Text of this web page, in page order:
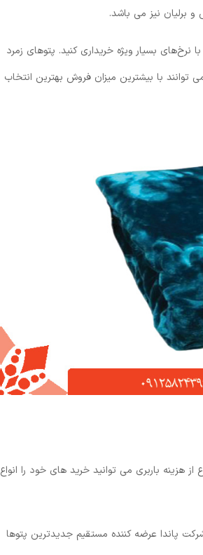
و برلیان نیز می باشد.
نرخ‌های بسیار ویژه خریداری کنید. پتوهای زمرد
با بیشترین میزان فروش بهترین انتخاب
هزینه باربری می توانید خرید های خود را انواع
پاندا عرضه کننده مستقیم جدیدترین پتوها